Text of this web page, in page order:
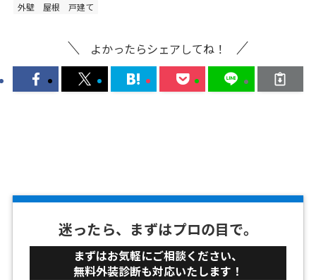
外壁
屋根 戸建て
よかったらシェアしてね！
迷ったら、まずはプロの目で。
まずはお気軽にご相談ください、
無料外装診断も対応いたします！